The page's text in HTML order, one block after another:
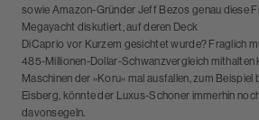
sowie Amazon-Gründer Jeff Bezos genau diese
Megayacht diskutiert, auf deren Deck
DiCaprio vor Kurzem gesichtet wurde? Fraglich
485-Millionen-Dollar-Schwanzvergleich mithalten
Maschinen der »Koru« mal ausfallen, zum Beispiel
Eisberg, könnte der Luxus-Schoner immerhin
davonsegeln.